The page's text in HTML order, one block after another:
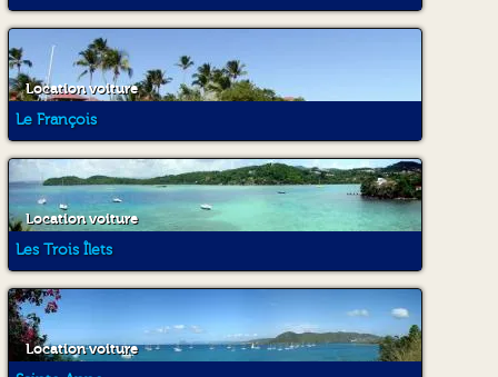
Location voiture
Le François
Location voiture
Les Trois Îlets
Location voiture